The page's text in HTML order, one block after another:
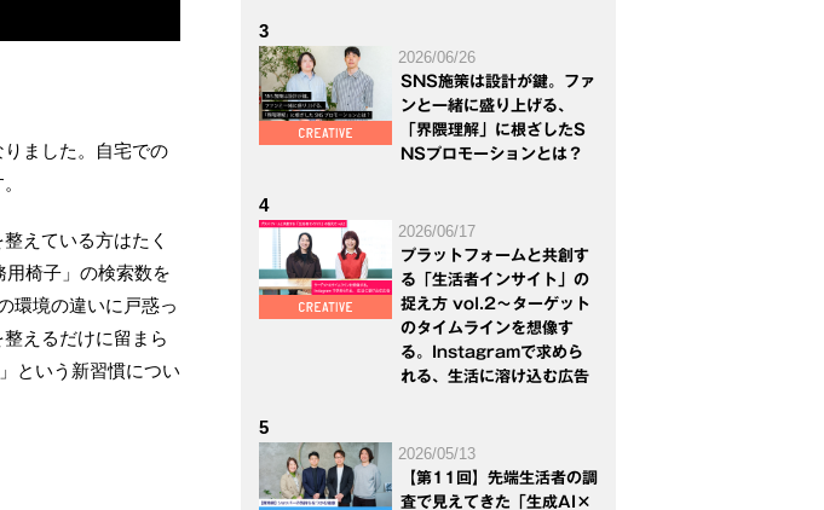
ました。自宅での
えている方はたく
用椅子」の検索数を
環境の違いに戸惑っ
えるだけに留まら
という新習慣につい
3
2026/06/26
SNS施策は設計が鍵。ファ
ンと一緒に盛り上げる、
「界隈理解」に根ざしたS
NSプロモーションとは？
4
2026/06/17
プラットフォームと共創す
る「生活者インサイト」の
捉え方 vol.2～ターゲット
のタイムラインを想像す
る。Instagramで求めら
れる、生活に溶け込む広告
5
2026/05/13
【第11回】先端生活者の調
査で見えてきた「生成AI×